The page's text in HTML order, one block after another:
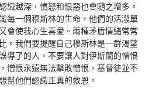
識越深，憤怒和恨惡也會隨之增多。
每一個穆斯林的生命，他們的活潑單
會使我心生喜愛。兩種矛盾情緒常常
。我們要提醒自己穆斯林是一群渴望
導了的人。不要讓人對伊斯蘭的憎恨
憎恨永遠無法擊敗憎恨，基督徒並不
幫他們認識正真的救恩。